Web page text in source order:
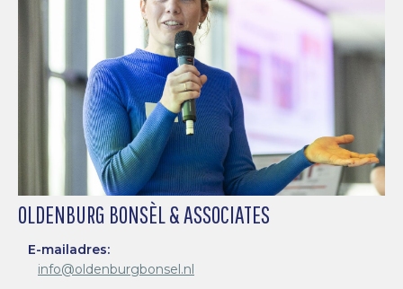
OLDENBURG BONSÈL & ASSOCIATES
E-mailadres:
info@oldenburgbonsel.nl